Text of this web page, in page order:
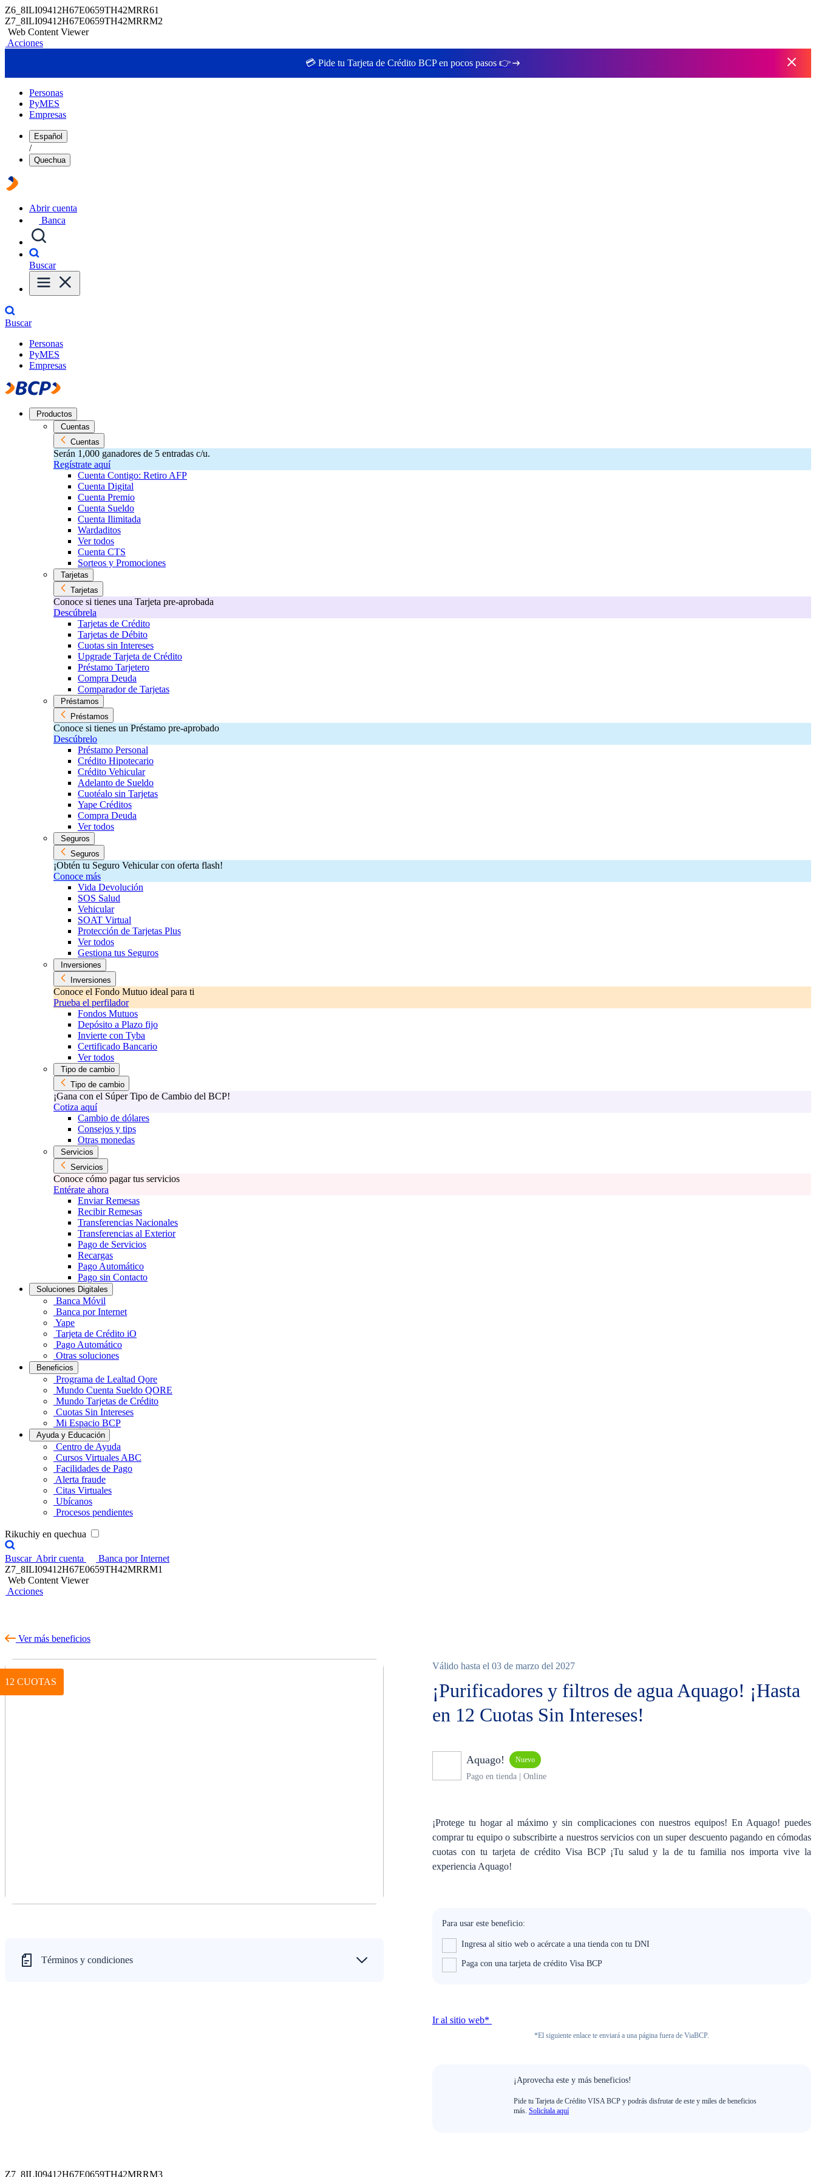
Z6_8ILI09412H67E0659TH42MRR61
Z7_8ILI09412H67E0659TH42MRRM2
Web Content Viewer
Acciones
💳 Pide tu Tarjeta de Crédito BCP en pocos pasos 👉
Personas
PyMES
Empresas
Español
/
Quechua
Abrir cuenta
Banca
Buscar
Buscar
Personas
PyMES
Empresas
Productos
Cuentas
Cuentas
Serán 1,000 ganadores de 5 entradas c/u.
Regístrate aquí
Cuenta Contigo: Retiro AFP
Cuenta Digital
Cuenta Premio
Cuenta Sueldo
Cuenta Ilimitada
Wardaditos
Ver todos
Cuenta CTS
Sorteos y Promociones
Tarjetas
Tarjetas
Conoce si tienes una Tarjeta pre-aprobada
Descúbrela
Tarjetas de Crédito
Tarjetas de Débito
Cuotas sin Intereses
Upgrade Tarjeta de Crédito
Préstamo Tarjetero
Compra Deuda
Comparador de Tarjetas
Préstamos
Préstamos
Conoce si tienes un Préstamo pre-aprobado
Descúbrelo
Préstamo Personal
Crédito Hipotecario
Crédito Vehicular
Adelanto de Sueldo
Cuotéalo sin Tarjetas
Yape Créditos
Compra Deuda
Ver todos
Seguros
Seguros
¡Obtén tu Seguro Vehicular con oferta flash!
Conoce más
Vida Devolución
SOS Salud
Vehicular
SOAT Virtual
Protección de Tarjetas Plus
Ver todos
Gestiona tus Seguros
Inversiones
Inversiones
Conoce el Fondo Mutuo ideal para ti
Prueba el perfilador
Fondos Mutuos
Depósito a Plazo fijo
Invierte con Tyba
Certificado Bancario
Ver todos
Tipo de cambio
Tipo de cambio
¡Gana con el Súper Tipo de Cambio del BCP!
Cotiza aquí
Cambio de dólares
Consejos y tips
Otras monedas
Servicios
Servicios
Conoce cómo pagar tus servicios
Entérate ahora
Enviar Remesas
Recibir Remesas
Transferencias Nacionales
Transferencias al Exterior
Pago de Servicios
Recargas
Pago Automático
Pago sin Contacto
Soluciones Digitales
Banca Móvil
Banca por Internet
Yape
Tarjeta de Crédito iO
Pago Automático
Otras soluciones
Beneficios
Programa de Lealtad Qore
Mundo Cuenta Sueldo QORE
Mundo Tarjetas de Crédito
Cuotas Sin Intereses
Mi Espacio BCP
Ayuda y Educación
Centro de Ayuda
Cursos Virtuales ABC
Facilidades de Pago
Alerta fraude
Citas Virtuales
Ubícanos
Procesos pendientes
Rikuchiy en quechua
Buscar Abrir cuenta
Banca por Internet
Z7_8ILI09412H67E0659TH42MRRM1
Web Content Viewer
Acciones
Ver más beneficios
12 CUOTAS
Términos y condiciones
Válido hasta el 03 de marzo del 2027
¡Purificadores y filtros de agua Aquago! ¡Hasta
en 12 Cuotas Sin Intereses!
Aquago! Nuevo
Pago en tienda | Online
¡Protege tu hogar al máximo y sin complicaciones con nuestros equipos! En Aquago! puedes
comprar tu equipo o subscribirte a nuestros servicios con un super descuento pagando en cómodas
cuotas con tu tarjeta de crédito Visa BCP ¡Tu salud y la de tu familia nos importa vive la
experiencia Aquago!
Para usar este beneficio:
Ingresa al sitio web o acércate a una tienda con tu DNI
Paga con una tarjeta de crédito Visa BCP
Ir al sitio web*
*El siguiente enlace te enviará a una página fuera de ViaBCP.
¡Aprovecha este y más beneficios!
Pide tu Tarjeta de Crédito VISA BCP y podrás disfrutar de este y miles de beneficios
más. Solicítala aquí
Z7_8ILI09412H67E0659TH42MRRM3